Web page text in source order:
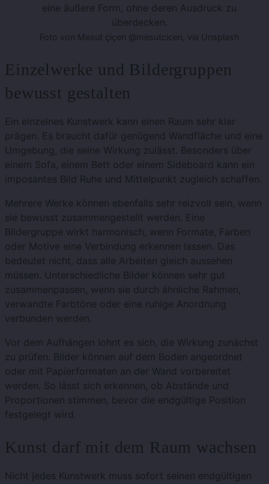
eine äußere Form, ohne deren Ausdruck zu
überdecken.
Foto von Mesut çiçen @mesutcicen, via Unsplash
Einzelwerke und Bildergruppen
bewusst gestalten
Ein einzelnes Kunstwerk kann einen Raum sehr klar
prägen. Es braucht dafür genügend Wandfläche und eine
Umgebung, die seine Wirkung zulässt. Besonders über
einem Sofa, einem Bett oder einem Sideboard kann ein
imposantes Bild Ruhe und Mittelpunkt zugleich schaffen.
Mehrere Werke können ebenfalls sehr reizvoll sein, wenn
sie bewusst zusammengestellt werden. Eine
Bildergruppe wirkt harmonisch, wenn Formate, Farben
oder Motive eine Verbindung erkennen lassen. Das
bedeutet nicht, dass alle Arbeiten gleich aussehen
müssen. Unterschiedliche Bilder können sehr gut
zusammenpassen, wenn sie durch ähnliche Rahmen,
verwandte Farbtöne oder eine ruhige Anordnung
verbunden werden.
Vor dem Aufhängen lohnt es sich, die Wirkung zunächst
zu prüfen. Bilder können auf dem Boden angeordnet
oder mit Papierformaten an der Wand vorbereitet
werden. So lässt sich erkennen, ob Abstände und
Proportionen stimmen, bevor die endgültige Position
festgelegt wird.
Kunst darf mit dem Raum wachsen
Nicht jedes Kunstwerk muss sofort seinen endgültigen